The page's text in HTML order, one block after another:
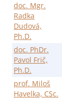
doc. Mgr.
Radka
Dudová,
Ph.D.
doc. PhDr.
Pavol Frič,
Ph.D.
prof. Miloš
Havelka, CSc.